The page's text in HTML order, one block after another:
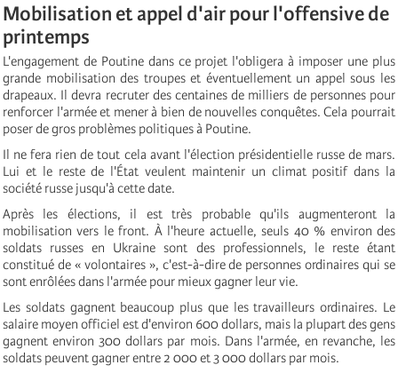
Mobilisation et appel d'air pour l'offensive de
printemps
L'engagement de Poutine dans ce projet l'obligera à imposer une plus
grande mobilisation des troupes et éventuellement un appel sous les
drapeaux. Il devra recruter des centaines de milliers de personnes pour
renforcer l'armée et mener à bien de nouvelles conquêtes. Cela pourrait
poser de gros problèmes politiques à Poutine.
Il ne fera rien de tout cela avant l'élection présidentielle russe de mars.
Lui et le reste de l'État veulent maintenir un climat positif dans la
société russe jusqu'à cette date.
Après les élections, il est très probable qu'ils augmenteront la
mobilisation vers le front. À l'heure actuelle, seuls 40 % environ des
soldats russes en Ukraine sont des professionnels, le reste étant
constitué de « volontaires », c'est-à-dire de personnes ordinaires qui se
sont enrôlées dans l'armée pour mieux gagner leur vie.
Les soldats gagnent beaucoup plus que les travailleurs ordinaires. Le
salaire moyen officiel est d'environ 600 dollars, mais la plupart des gens
gagnent environ 300 dollars par mois. Dans l'armée, en revanche, les
soldats peuvent gagner entre 2 000 et 3 000 dollars par mois.